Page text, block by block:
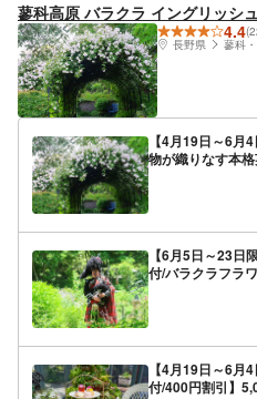
蓼科高原 バラクラ イングリッシ
4.4
長野県
蓼科
【4月19日～6月
物が織りなす本
【6月5日～23日
付/バラクラフラ
【4月19日～6月
付/400円割引】